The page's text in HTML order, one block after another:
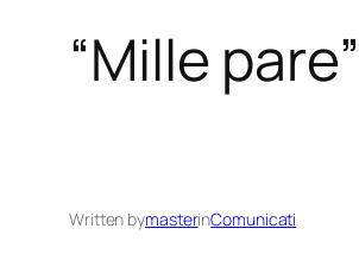
“Mille
Written bymasterinComunicati